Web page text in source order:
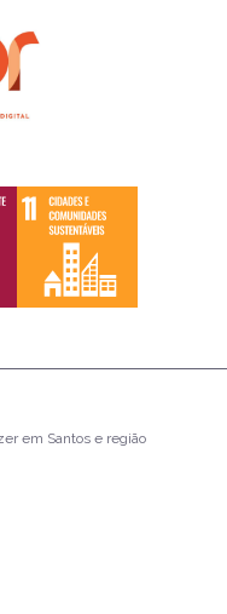
em Santos e região